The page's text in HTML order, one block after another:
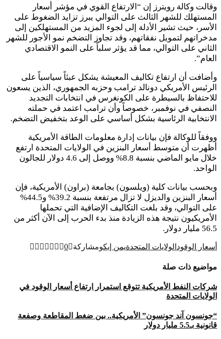
وقالت وكالة رويترز إن “الارتفاع القوي في مؤشر أسعار
المستهلك للشهر الثالث على التوالي يبرز تزايد الضغوط على
الأسر، حيث تشير الأدلة إلى لجوء المزيد من المستهلكين إلى
مدخراتهم لتمويل نفقاتهم، وقد تجاوز التضخم نمو الأجور للشهر
الثاني على التوالي، مما قد يؤثر سلباً على النمو الاقتصادي
العام”.
وأضافت أن ارتفاع تكاليف المعيشة يشكل عبئاً سياسياً على
الرئيس الأمريكي دونالد ترامب وحزبه الجمهوري، الذين يسعون
للاحتفاظ بالسيطرة على الكونغرس في انتخابات التجديد
النصفي في نوفمبر، خصوصاً وأن ترامب اعتمد في حملته
الانتخابية الرئاسية بشكل أساسي على الوعد بتخفيض التضخم.
ووفقاً للوكالة فإن بيانات إدارة معلومات الطاقة الأمريكية
أظهرت أن متوسط أسعار البنزين في الولايات المتحدة ارتفع
خلال مايو الماضي بنسبة 8.8% ووصل إلى 4.6 دولار للجالون
الواحد.
وبحسب بيانات كلية (ويلسون) بجامعة (براون) الأمريكية، فإن
أسعار البنزين والديزل لا تزال مرتفعة بنسبة 39.2% و44.5%
على التوالي، وقد بلغت التكاليف الإضافية التي تحملها
الأمريكيون نتيجة هذه الزيادة منذ بدء الحرب إلى الآن أكثر من
56.5 مليار دولار.
أسعار الوقودالولايات المتحدةيمن إيكومشاركة 0
مواضيع ذات صلة
شركات النفط الأمريكية تتوقع استمرار ارتفاع أسعار الوقود في
الولايات المتحدة
“جونسون آند جونسون” الأمريكية.. بين ضغط المقاطعة وصفعة
قانونية بـ5.5 مليار دولار